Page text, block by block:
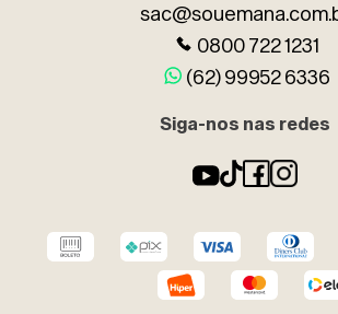
0800 722 1231
(62) 99952 6336
Siga-nos nas redes